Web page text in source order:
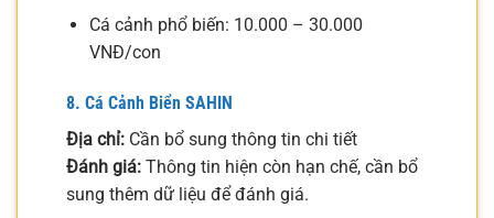
Cá cảnh phổ biến: 10.000 – 30.000
VNĐ/con
8. Cá Cảnh Biển SAHIN
Địa chỉ: Cần bổ sung thông tin chi tiết
Đánh giá: Thông tin hiện còn hạn chế, cần bổ
sung thêm dữ liệu để đánh giá.